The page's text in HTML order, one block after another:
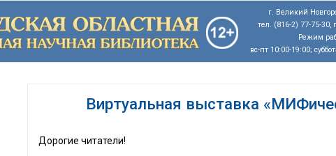
г. Великий
тел. (816-2) 77-75-30,
Режим
вс-пт 10:00-19:00;
Виртуальная выставка
Дорогие читатели!